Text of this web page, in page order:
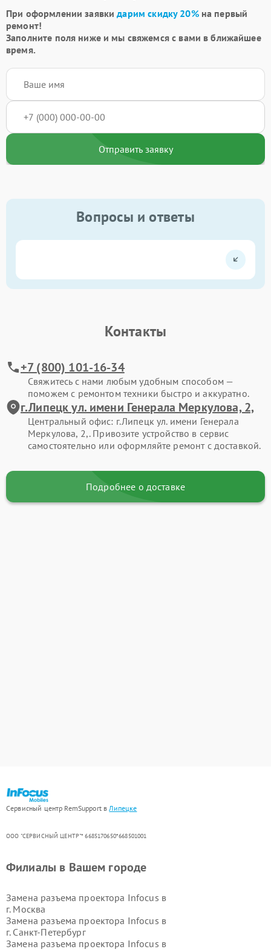
При оформлении заявкидарим скидку 20%на первый
ремонт!
Заполните поля ниже и мы свяжемся с вами в ближайшее
время.
Отправить заявку
Вопросы и ответы
Контакты
+7 (800) 101-16-34
Свяжитесь с нами любым удобным способом —
поможем с ремонтом техники быстро и аккуратно.
г.Липецк ул. имени Генерала Меркулова, 2,
Центральный офис: г.Липецк ул. имени Генерала
Меркулова, 2,. Привозите устройство в сервис
самостоятельно или оформляйте ремонт с доставкой.
Подробнее о доставке
Сервисный центр RemSupport в Липецке
ООО "СЕРВИСНЫЙ ЦЕНТР"* 6685170650*668501001
Филиалы в Вашем городе
Замена разъема проектора Infocus в
г. Москва
Замена разъема проектора Infocus в
г. Санкт-Петербург
Замена разъема проектора Infocus в